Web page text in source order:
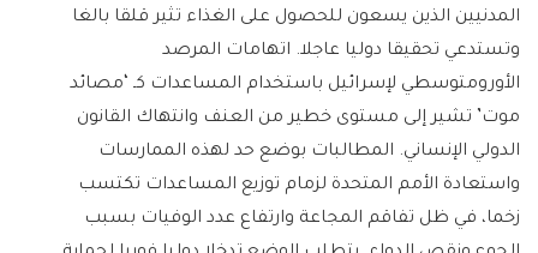
المدنيين الذين يسعون للحصول على الغذاء تثير قلقا بالغا
وتستدعي تحقيقا دوليا عاجلا. اتهامات المرصد
الأورومتوسطي لإسرائيل باستخدام المساعدات كـ ‘مصائد
موت’ تشير إلى مستوى خطير من العنف وانتهاك القانون
الدولي الإنساني. المطالبات بوضع حد لهذه الممارسات
واستعادة الأمم المتحدة لزمام توزيع المساعدات تكتسب
زخما، في ظل تفاقم المجاعة وارتفاع عدد الوفيات بسبب